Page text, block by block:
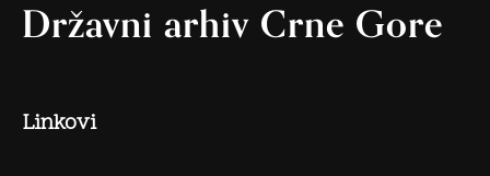
Državni arhiv Crne Gore
Linkovi